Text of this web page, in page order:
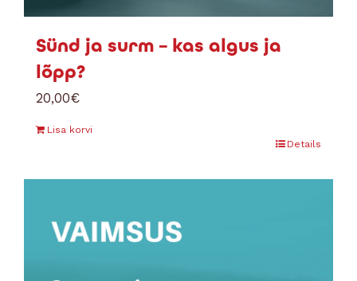
Sünd ja surm – kas algus ja
lõpp?
20,00€
Lisa korvi
Details